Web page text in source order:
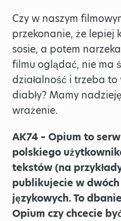
Czy w naszym
przekonanie, że lepiej
sosie, a potem
filmu oglądać, nie ma
działalność i trzeba to
diabły? Mamy
wrażenie.
AK74 – Opium to
polskiego
tekstów (na
publikujecie w
językowych. To
Opium czy chcecie